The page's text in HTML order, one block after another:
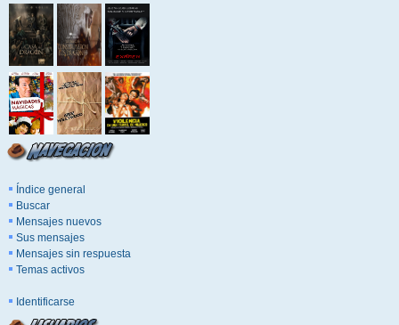
Índice general
Buscar
Mensajes nuevos
Sus mensajes
Mensajes sin respuesta
Temas activos
Identificarse